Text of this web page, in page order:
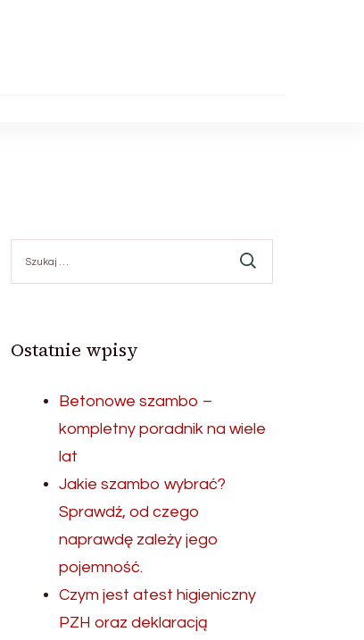
Ostatnie wpisy
Betonowe szambo –
kompletny poradnik na wiele
lat
Jakie szambo wybrać?
Sprawdź, od czego
naprawdę zależy jego
pojemność.
Czym jest atest higieniczny
PZH oraz deklaracją